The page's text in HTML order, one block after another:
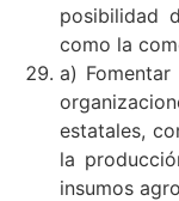
posibilidad
como la
a)
estatales,
la
insumos